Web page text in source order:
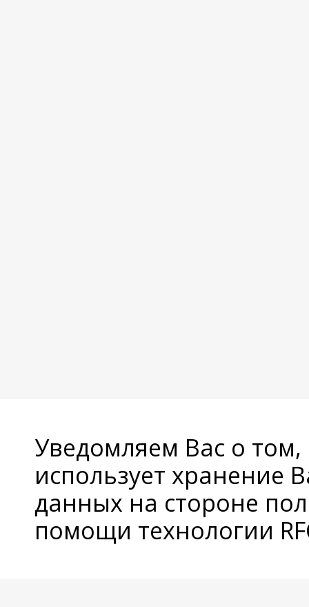
Уведомляем Вас о
использует хранение
данных на стороне
помощи технологии